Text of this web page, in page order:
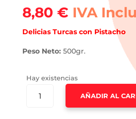
8,80 € IVA
Delicias Turcas con Pistacho
Peso Neto: 500gr.
Hay existencias
TURCAS
AÑADIR AL